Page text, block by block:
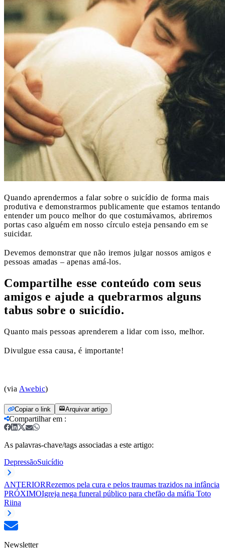
Quando aprendermos a falar sobre o suicídio de forma mais
produtiva e demonstrarmos publicamente que estamos tentando
entender um pouco melhor do que costumávamos, abriremos
portas caso alguém em nosso círculo esteja pensando em se
suicidar.
Devemos demonstrar que não iremos julgar nossos amigos e
pessoas amadas – apenas amá-los.
Compartilhe esse conteúdo com seus
amigos e ajude a quebrarmos alguns
tabus sobre o suicídio.
Quanto mais pessoas aprenderem a lidar com isso, melhor.
Divulgue essa causa, é importante!
(via Awebic)
Copiar o link Arquivar artigo
Compartilhar em :
As palavras-chave/tags associadas a este artigo:
DepressãoSuicídio
ANTERIORRezemos pela cura e pelos traumas trazidos na infância
PRÓXIMOIgreja nega funeral público para chefão da máfia Toto
Riina
Newsletter